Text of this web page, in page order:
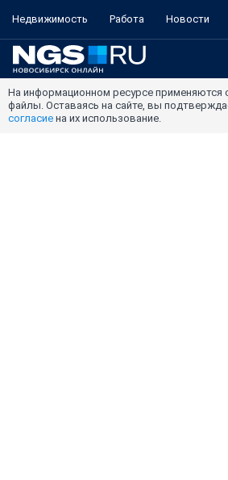
Недвижимость Работа Новости
На информационном ресурсе применяются
файлы. Оставаясь на сайте, вы
согласие на их использование.